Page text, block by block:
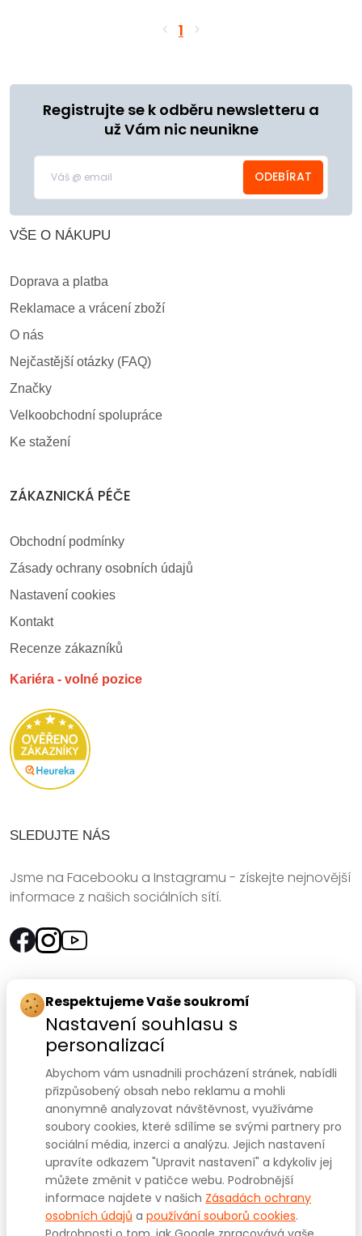
1
Registrujte se k odběru newsletteru a
už Vám nic neunikne
ODEBÍRAT
VŠE O NÁKUPU
Doprava a platba
Reklamace a vrácení zboží
O nás
Nejčastější otázky (FAQ)
Značky
Velkoobchodní spolupráce
Ke stažení
ZÁKAZNICKÁ PÉČE
Obchodní podmínky
Zásady ochrany osobních údajů
Nastavení cookies
Kontakt
Recenze zákazníků
Kariéra - volné pozice
SLEDUJTE NÁS
Jsme na Facebooku a Instagramu - získejte nejnovější
informace z našich sociálních sítí.
Rychlý kontakt:
SANOMED, spol. s r.o.
Palackého třída 240/75
612 00 Brno-Královo Pole
Prodejna:+420 541 422 911,+420 541 422 912
e-mail:prodejna@sanomed.cz
E-shop:+420 739 079 275
e-mail:eshop@sanomed.cz
Respektujeme Vaše soukromí
Nastavení souhlasu s
personalizací
Abychom vám usnadnili procházení stránek, nabídli
přizpůsobený obsah nebo reklamu a mohli
anonymně analyzovat návštěvnost, využíváme
soubory cookies, které sdílíme se svými partnery pro
sociální média, inzerci a analýzu. Jejich nastavení
upravíte odkazem "Upravit nastavení" a kdykoliv jej
můžete změnit v patičce webu. Podrobnější
informace najdete v našich Zásadách ochrany
osobních údajů a používání souborů cookies.